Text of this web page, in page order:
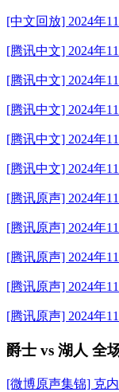
[中文回放] 2024年
[腾讯中文] 2024年
[腾讯中文] 2024年
[腾讯中文] 2024年
[腾讯中文] 2024年
[腾讯中文] 2024年
[腾讯原声] 2024年
[腾讯原声] 2024年
[腾讯原声] 2024年
[腾讯原声] 2024年
[腾讯原声] 2024年
爵士 vs 湖人 全
[微博原声集锦] 克